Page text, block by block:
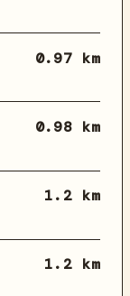
0.97 km
0.98 km
1.2 km
1.2 km